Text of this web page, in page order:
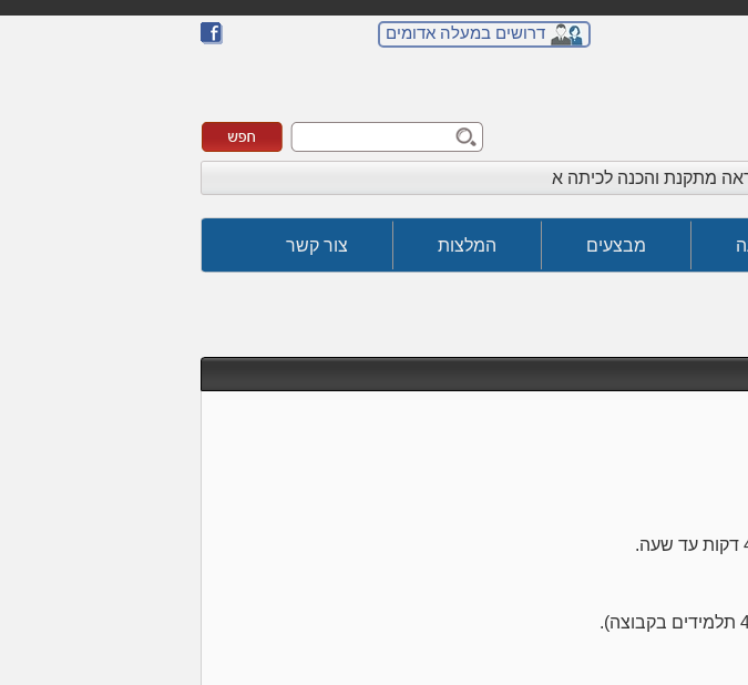
דרושים במעלה אדומים
מתקנת והכנה לכיתה א
מבצעים המלצות צור קשר